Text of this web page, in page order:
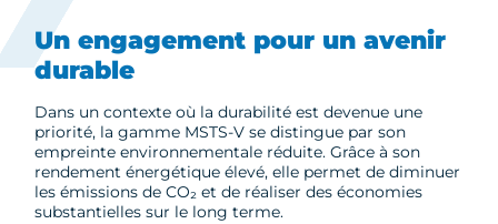
Un engagement pour un avenir
durable
Dans un contexte où la durabilité est devenue une
priorité, la gamme MSTS-V se distingue par son
empreinte environnementale réduite. Grâce à son
rendement énergétique élevé, elle permet de diminuer
les émissions de CO₂ et de réaliser des économies
substantielles sur le long terme.